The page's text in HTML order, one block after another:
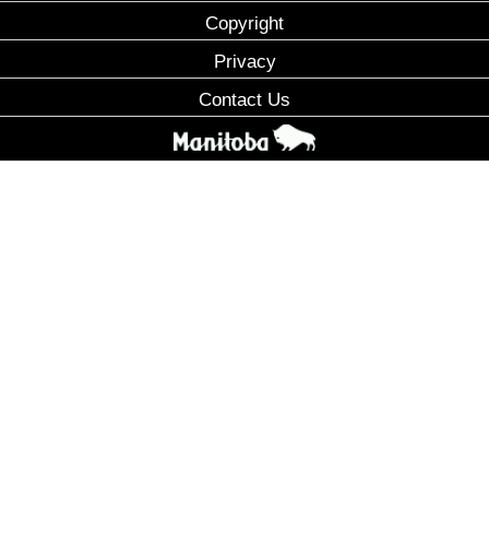
Copyright
Privacy
Contact Us